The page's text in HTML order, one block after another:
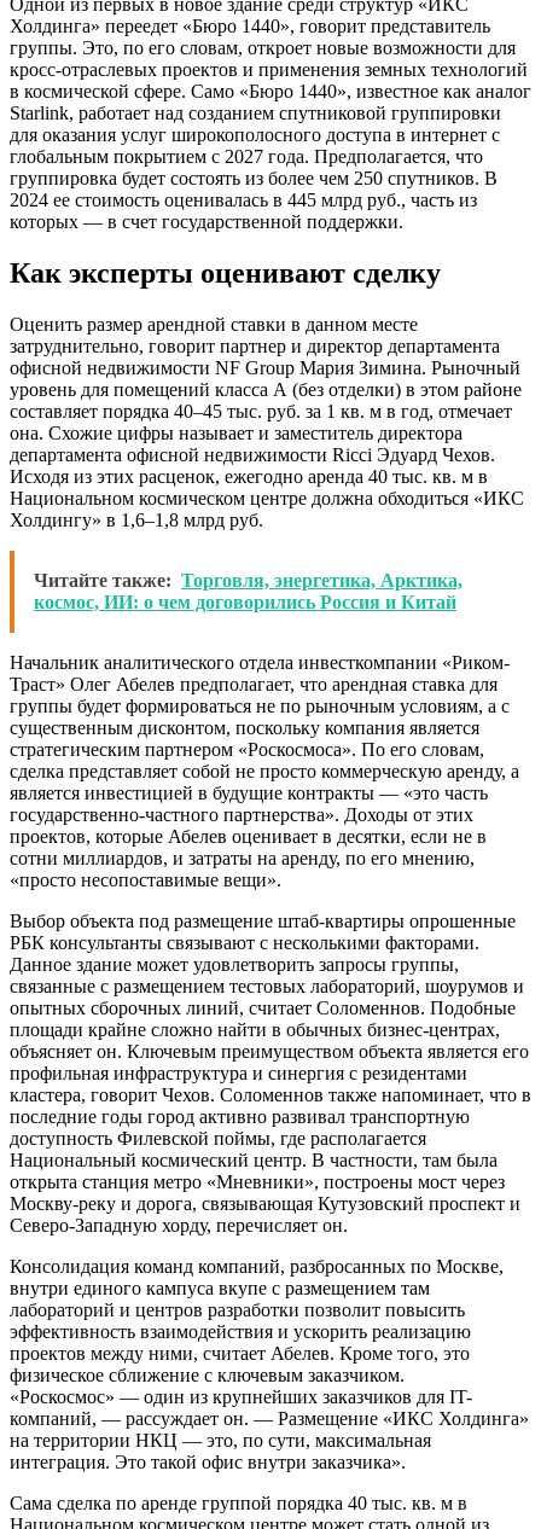
Одной из первых в новое здание среди структур «ИКС
Холдинга» переедет «Бюро 1440», говорит представитель
группы. Это, по его словам, откроет новые возможности для
кросс-отраслевых проектов и применения земных технологий
в космической сфере. Само «Бюро 1440», известное как аналог
Starlink, работает над созданием спутниковой группировки
для оказания услуг широкополосного доступа в интернет с
глобальным покрытием с 2027 года. Предполагается, что
группировка будет состоять из более чем 250 спутников. В
2024 ее стоимость оценивалась в 445 млрд руб., часть из
которых — в счет государственной поддержки.
Как эксперты оценивают сделку
Оценить размер арендной ставки в данном месте
затруднительно, говорит партнер и директор департамента
офисной недвижимости NF Group Мария Зимина. Рыночный
уровень для помещений класса А (без отделки) в этом районе
составляет порядка 40–45 тыс. руб. за 1 кв. м в год, отмечает
она. Схожие цифры называет и заместитель директора
департамента офисной недвижимости Ricci Эдуард Чехов.
Исходя из этих расценок, ежегодно аренда 40 тыс. кв. м в
Национальном космическом центре должна обходиться «ИКС
Холдингу» в 1,6–1,8 млрд руб.
Читайте также: Торговля, энергетика, Арктика,
космос, ИИ: о чем договорились Россия и Китай
Начальник аналитического отдела инвесткомпании «Риком-
Траст» Олег Абелев предполагает, что арендная ставка для
группы будет формироваться не по рыночным условиям, а с
существенным дисконтом, поскольку компания является
стратегическим партнером «Роскосмоса». По его словам,
сделка представляет собой не просто коммерческую аренду, а
является инвестицией в будущие контракты — «это часть
государственно-частного партнерства». Доходы от этих
проектов, которые Абелев оценивает в десятки, если не в
сотни миллиардов, и затраты на аренду, по его мнению,
«просто несопоставимые вещи».
Выбор объекта под размещение штаб-квартиры опрошенные
РБК консультанты связывают с несколькими факторами.
Данное здание может удовлетворить запросы группы,
связанные с размещением тестовых лабораторий, шоурумов и
опытных сборочных линий, считает Соломеннов. Подобные
площади крайне сложно найти в обычных бизнес-центрах,
объясняет он. Ключевым преимуществом объекта является его
профильная инфраструктура и синергия с резидентами
кластера, говорит Чехов. Соломеннов также напоминает, что в
последние годы город активно развивал транспортную
доступность Филевской поймы, где располагается
Национальный космический центр. В частности, там была
открыта станция метро «Мневники», построены мост через
Москву-реку и дорога, связывающая Кутузовский проспект и
Северо-Западную хорду, перечисляет он.
Консолидация команд компаний, разбросанных по Москве,
внутри единого кампуса вкупе с размещением там
лабораторий и центров разработки позволит повысить
эффективность взаимодействия и ускорить реализацию
проектов между ними, считает Абелев. Кроме того, это
физическое сближение с ключевым заказчиком.
«Роскосмос» — один из крупнейших заказчиков для IT-
компаний, — рассуждает он. — Размещение «ИКС Холдинга»
на территории НКЦ — это, по сути, максимальная
интеграция. Это такой офис внутри заказчика».
Сама сделка по аренде группой порядка 40 тыс. кв. м в
Национальном космическом центре может стать одной из